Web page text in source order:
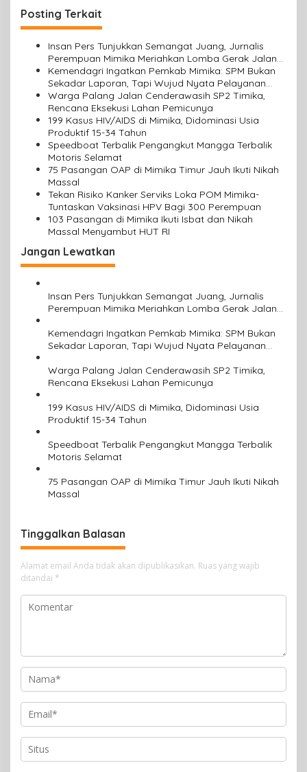
g
a
Posting Terkait
Insan Pers Tunjukkan Semangat Juang, Jurnalis
Perempuan Mimika Meriahkan Lomba Gerak Jalan
Kreasi HUT ke-81 RI
Kemendagri Ingatkan Pemkab Mimika: SPM Bukan
Sekadar Laporan, Tapi Wujud Nyata Pelayanan
Rakyat
Warga Palang Jalan Cenderawasih SP2 Timika,
Rencana Eksekusi Lahan Pemicunya
199 Kasus HIV/AIDS di Mimika, Didominasi Usia
Produktif 15-34 Tahun
Speedboat Terbalik Pengangkut Mangga Terbalik
Motoris Selamat
75 Pasangan OAP di Mimika Timur Jauh Ikuti Nikah
Massal
Tekan Risiko Kanker Serviks Loka POM Mimika-
Tuntaskan Vaksinasi HPV Bagi 300 Perempuan
103 Pasangan di Mimika Ikuti Isbat dan Nikah
Massal Menyambut HUT RI
Jangan Lewatkan
Insan Pers Tunjukkan Semangat Juang, Jurnalis
Perempuan Mimika Meriahkan Lomba Gerak Jalan
Kemendagri Ingatkan Pemkab Mimika: SPM Bukan
Sekadar Laporan, Tapi Wujud Nyata Pelayanan
Warga Palang Jalan Cenderawasih SP2 Timika,
Rencana Eksekusi Lahan Pemicunya
199 Kasus HIV/AIDS di Mimika, Didominasi Usia
Produktif 15-34 Tahun
Speedboat Terbalik Pengangkut Mangga Terbalik
Motoris Selamat
75 Pasangan OAP di Mimika Timur Jauh Ikuti Nikah
Massal
Tinggalkan Balasan
Alamat email Anda tidak akan dipublikasikan. Ruas yang wajib
ditandai *